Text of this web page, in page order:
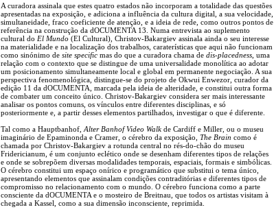
A curadora assinala que estes quatro estados não incorporam a totalidade das questões
apresentadas na exposição, e adiciona a influência da cultura digital, a sua velocidade,
simultaneidade, fraco coeficiente de atenção, e a ideia de rede, como outros pontos de
referência na construção da dOCUMENTA 13. Numa entrevista ao suplemento
cultural do El Mundo (El Cultural), Christov-Bakargiev assinala ainda o seu interesse
na materialidade e na localização dos trabalhos, caraterísticas que aqui não funcionam
como sinónimo de site specific mas do que a curadora chama de dis-placedness , uma
relação com o contexto que se distingue de uma universalidade monolítica ao adotar
um posicionamento simultaneamente local e global em permanente negociação. A sua
perspectiva fenomenológica, distingue-se do projeto de Okwui Enwezor, curador da
edição 11 da dOCUMENTA, marcada pela ideia de alteridade, e constitui outra forma
de combater um conceito único. Christov-Bakargiev considera ser mais interessante
analisar os pontos comuns, os vínculos entre diferentes disciplinas, e só
posteriormente e, a partir desses elementos partilhados, investigar o que é diferente.
Tal como a Hauptbanhof, Alter Banhof Video Walk de Cardiff e Miller, ou o museu
imaginário de Epaminonda e Cramer, o cérebro da exposição, The Brain como é
chamada por Christov-Bakargiev a rotunda central no rés-do-chão do museu
Fridericianum, é um conjunto eclético onde se desenham diferentes tipos de relações
e onde se sobrepõem diversas modalidades temporais, espaciais, formais e simbólicas.
O cérebro constitui um espaço onírico e programático que substitui o tema único,
apresentando elementos que assinalam condições contraditórias e diferentes tipos de
compromisso no relacionamento com o mundo. O cérebro funciona como a parte
consciente da dOCUMENTA e o mosteiro de Breitnau, que todos os artistas visitam à
chegada a Kassel, como a sua dimensão inconsciente, reprimida.